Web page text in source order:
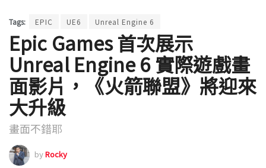
Tags: EPIC UE6 Unreal Engine 6
Epic Games 首次展示
Unreal Engine 6 實際遊戲畫
面影片，《火箭聯盟》將迎來
大升級
畫面不錯耶
byRocky